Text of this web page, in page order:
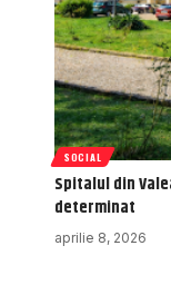
SOCIAL
Spitalul din
determinat
aprilie 8, 2026